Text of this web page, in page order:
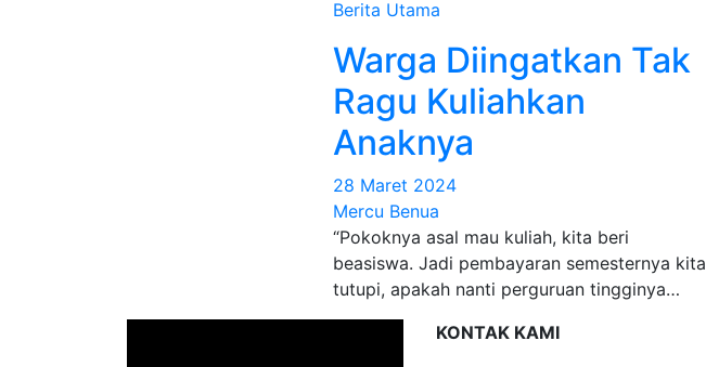
Berita Utama
Warga Diingatkan Tak
Ragu Kuliahkan
Anaknya
28 Maret 2024
Mercu Benua
“Pokoknya asal mau kuliah, kita beri
beasiswa. Jadi pembayaran semesternya kita
tutupi, apakah nanti perguruan tingginya…
KONTAK KAMI